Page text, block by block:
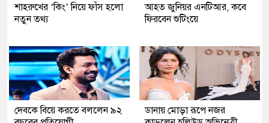
শাহরুখের ‘কিং’ নিয়ে ফাঁস হলো
নতুন তথ্য
আহত জুনিয়র এনটিআর, কবে
ফিরবেন শুটিংয়ে
দেবকে বিয়ে করতে বললেন ৯২
ডানায় মোড়া রূপে নজর